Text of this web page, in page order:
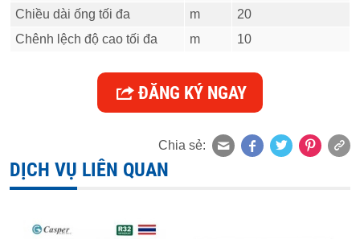
Chiều dài ống tối đa m
20
Chênh lệch độ cao tối đa
m 10
ĐĂNG KÝ NGAY
Chia sẻ:
DỊCH VỤ LIÊN QUAN